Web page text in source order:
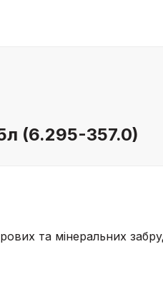
(6.295-357.0)
та мінеральних